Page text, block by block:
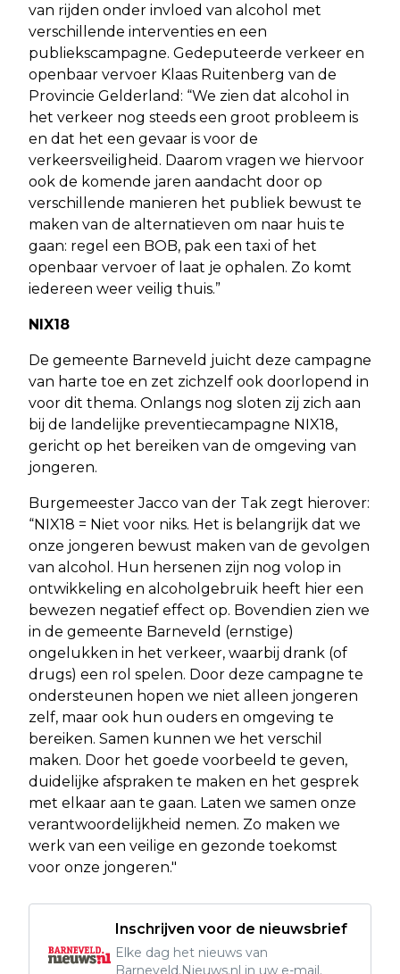
van rijden onder invloed van alcohol met
verschillende interventies en een
publiekscampagne. Gedeputeerde verkeer en
openbaar vervoer Klaas Ruitenberg van de
Provincie Gelderland: “We zien dat alcohol in
het verkeer nog steeds een groot probleem is
en dat het een gevaar is voor de
verkeersveiligheid. Daarom vragen we hiervoor
ook de komende jaren aandacht door op
verschillende manieren het publiek bewust te
maken van de alternatieven om naar huis te
gaan: regel een BOB, pak een taxi of het
openbaar vervoer of laat je ophalen. Zo komt
iedereen weer veilig thuis.”
NIX18
De gemeente Barneveld juicht deze campagne
van harte toe en zet zichzelf ook doorlopend in
voor dit thema. Onlangs nog sloten zij zich aan
bij de landelijke preventiecampagne NIX18,
gericht op het bereiken van de omgeving van
jongeren.
Burgemeester Jacco van der Tak zegt hierover:
“NIX18 = Niet voor niks. Het is belangrijk dat we
onze jongeren bewust maken van de gevolgen
van alcohol. Hun hersenen zijn nog volop in
ontwikkeling en alcoholgebruik heeft hier een
bewezen negatief effect op. Bovendien zien we
in de gemeente Barneveld (ernstige)
ongelukken in het verkeer, waarbij drank (of
drugs) een rol spelen. Door deze campagne te
ondersteunen hopen we niet alleen jongeren
zelf, maar ook hun ouders en omgeving te
bereiken. Samen kunnen we het verschil
maken. Door het goede voorbeeld te geven,
duidelijke afspraken te maken en het gesprek
met elkaar aan te gaan. Laten we samen onze
verantwoordelijkheid nemen. Zo maken we
werk van een veilige en gezonde toekomst
voor onze jongeren."
Inschrijven voor de nieuwsbrief
Elke dag het nieuws van
Barneveld.Nieuws.nl in uw e-mail.